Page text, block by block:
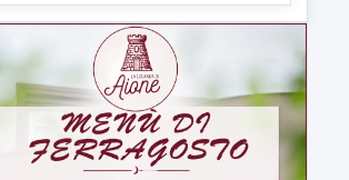
7 AGOSTO 2026 CRONACA
Malore o aggressione? Sarà
l'autopsia a chiarire il giallo di Villa
Adriana